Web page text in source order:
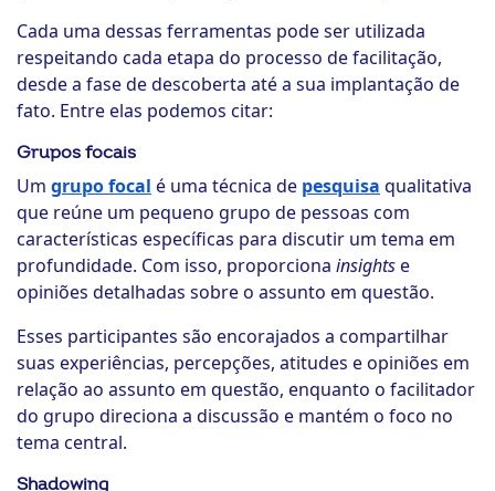
Cada uma dessas ferramentas pode ser utilizada
respeitando cada etapa do processo de facilitação,
desde a fase de descoberta até a sua implantação de
fato. Entre elas podemos citar:
Grupos focais
Um grupo focal é uma técnica de pesquisa qualitativa
que reúne um pequeno grupo de pessoas com
características específicas para discutir um tema em
profundidade. Com isso, proporciona insightse
opiniões detalhadas sobre o assunto em questão.
Esses participantes são encorajados a compartilhar
suas experiências, percepções, atitudes e opiniões em
relação ao assunto em questão, enquanto o facilitador
do grupo direciona a discussão e mantém o foco no
tema central.
Shadowing